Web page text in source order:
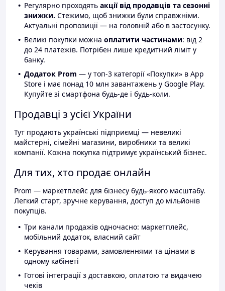
Регулярно проходять акції від продавців та сезонні
знижки. Стежимо, щоб знижки були справжніми.
Актуальні пропозиції — на головній або в застосунку.
Великі покупки можна оплатити частинами: від 2
до 24 платежів. Потрібен лише кредитний ліміт у
банку.
Додаток Prom — у топ-3 категорії «Покупки» в App
Store і має понад 10 млн завантажень у Google Play.
Купуйте зі смартфона будь-де і будь-коли.
Продавці з усієї України
Тут продають українські підприємці — невеликі
майстерні, сімейні магазини, виробники та великі
компанії. Кожна покупка підтримує український бізнес.
Для тих, хто продає онлайн
Prom — маркетплейс для бізнесу будь-якого масштабу.
Легкий старт, зручне керування, доступ до мільйонів
покупців.
Три канали продажів одночасно: маркетплейс,
мобільний додаток, власний сайт
Керування товарами, замовленнями та цінами в
одному кабінеті
Готові інтеграції з доставкою, оплатою та видачею
чеків